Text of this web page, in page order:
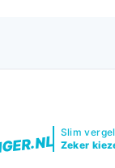
Slim
Zeker